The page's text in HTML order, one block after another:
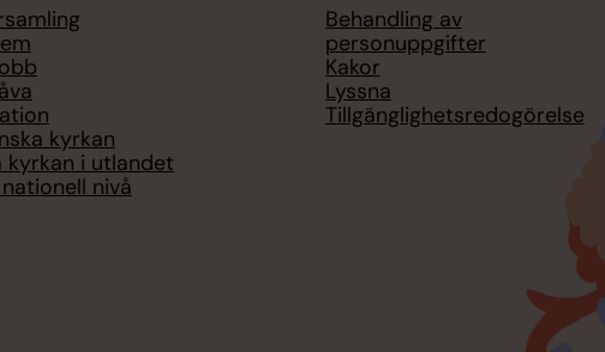
kyrkan
kyrkan i utlandet
nivå
Behandling av
personuppgifter
Kakor
Lyssna
Tillgänglighetsredogörelse